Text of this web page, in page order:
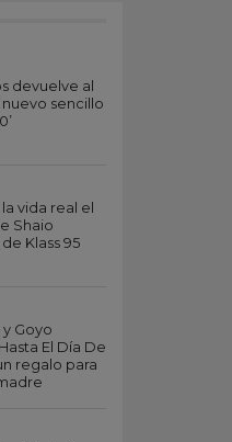
devuelve al
sencillo
vida real el
Shaio
Klass 95
y Goyo
El Día De
regalo para